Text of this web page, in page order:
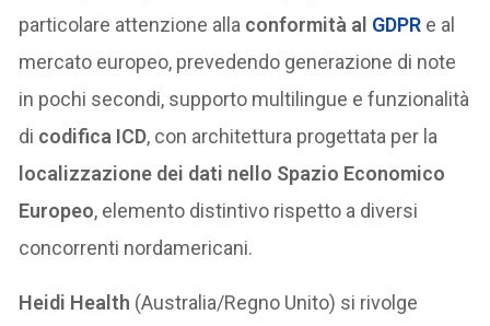
particolare attenzione alla conformità al GDPR e al
mercato europeo, prevedendo generazione di note
in pochi secondi, supporto multilingue e funzionalità
di codifica ICD, con architettura progettata per la
localizzazione dei dati nello Spazio Economico
Europeo, elemento distintivo rispetto a diversi
concorrenti nordamericani.
Heidi Health (Australia/Regno Unito) si rivolge